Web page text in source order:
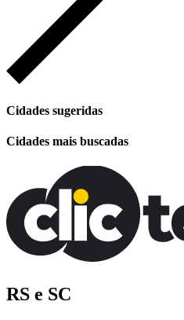
Cidades sugeridas
Cidades mais buscadas
RS e SC